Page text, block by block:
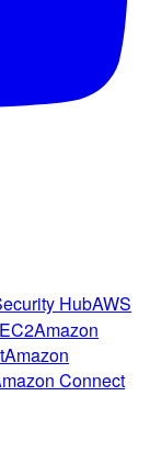
HubAWS
Amazon
Amazon
Connect